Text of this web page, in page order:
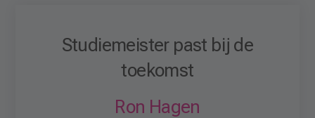
Studiemeister past bij de
toekomst
Ron Hagen